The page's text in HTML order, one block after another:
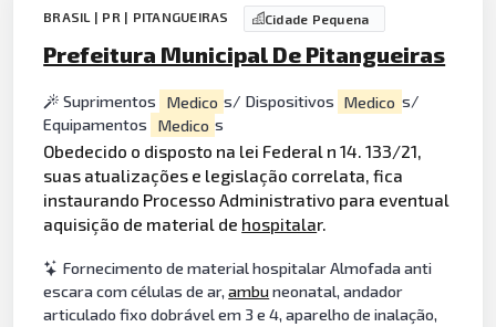
BRASIL | PR | PITANGUEIRAS Cidade Pequena
Prefeitura Municipal De Pitangueiras
Suprimentos Medico s/ Dispositivos Medico s/
Equipamentos
Medico s
Obedecido o disposto na lei Federal n 14. 133/21,
suas atualizações e legislação correlata, fica
instaurando Processo Administrativo para eventual
aquisição de material de hospitalar.
Fornecimento de material hospitalar Almofada anti
escara com células de ar,ambuneonatal, andador
articulado fixo dobrável em 3 e 4, aparelho de inalação,